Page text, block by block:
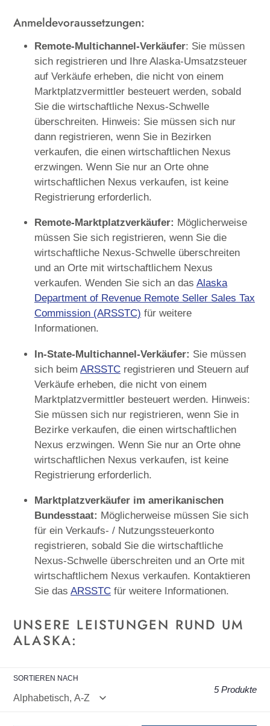
Anmeldevoraussetzungen:
Remote-Multichannel-Verkäufer: Sie müssen
sich registrieren und Ihre Alaska-Umsatzsteuer
auf Verkäufe erheben, die nicht von einem
Marktplatzvermittler besteuert werden, sobald
Sie die wirtschaftliche Nexus-Schwelle
überschreiten. Hinweis: Sie müssen sich nur
dann registrieren, wenn Sie in Bezirken
verkaufen, die einen wirtschaftlichen Nexus
erzwingen. Wenn Sie nur an Orte ohne
wirtschaftlichen Nexus verkaufen, ist keine
Registrierung erforderlich.
Remote-Marktplatzverkäufer: Möglicherweise
müssen Sie sich registrieren, wenn Sie die
wirtschaftliche Nexus-Schwelle überschreiten
und an Orte mit wirtschaftlichem Nexus
verkaufen. Wenden Sie sich an das Alaska
Department of Revenue Remote Seller Sales Tax
Commission (ARSSTC) für weitere
Informationen.
In-State-Multichannel-Verkäufer: Sie müssen
sich beim ARSSTC registrieren und Steuern auf
Verkäufe erheben, die nicht von einem
Marktplatzvermittler besteuert werden. Hinweis:
Sie müssen sich nur registrieren, wenn Sie in
Bezirke verkaufen, die einen wirtschaftlichen
Nexus erzwingen. Wenn Sie nur an Orte ohne
wirtschaftlichen Nexus verkaufen, ist keine
Registrierung erforderlich.
Marktplatzverkäufer im amerikanischen
Bundesstaat: Möglicherweise müssen Sie sich
für ein Verkaufs- / Nutzungssteuerkonto
registrieren, sobald Sie die wirtschaftliche
Nexus-Schwelle überschreiten und an Orte mit
wirtschaftlichem Nexus verkaufen. Kontaktieren
Sie das ARSSTC für weitere Informationen.
UNSERE LEISTUNGEN RUND UM
ALASKA:
SORTIEREN NACH
5 Produkte